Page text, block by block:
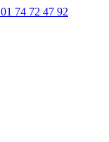
01 74 72 47 92